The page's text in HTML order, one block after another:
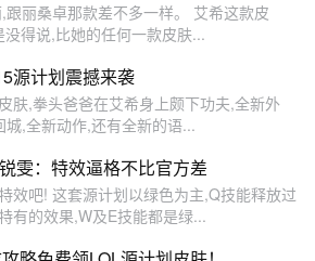
丽桑卓那款差不多一样。 艾希这款皮
得说,比她的任何一款皮肤...
源计划震撼来袭
肤,拳头爸爸在艾希身上颇下功夫,全新外
,全新动作,还有全新的语...
雯：特效逼格不比官方差
效吧! 这套源计划以绿色为主,Q技能释放过
有的效果,W及E技能都是绿...